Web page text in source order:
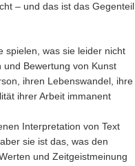
– und das ist das Gegenteil
spielen, was sie leider nicht
Bewertung von Kunst
ihren Lebenswandel, ihre
ihrer Arbeit immanent
Interpretation von Text
sie ist das, was den
und Zeitgeistmeinung